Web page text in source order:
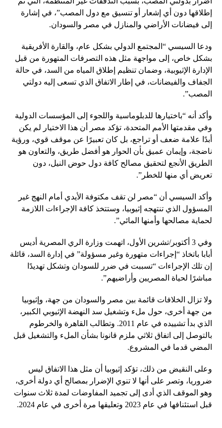
إطلاقها دون أي إشعار أو تنسيق مع دول المصب”، في إشارة
إلى فيضانات الأراضي والمنازل في مصر والسودان.
ودعا السيسي “المجتمع الدولي بشكل عام، والقارة الأفريقية
بشكل خاص، إلى مواجهة مثل هذه التصرفات المتهورة من قبل
الإدارة الإثيوبية، وضمان تنظيم إطلاق المياه من السد، في حالة
الجفاف والفيضانات، في إطار الاتفاق الذي تسعى إليه دولتي
المصب”.
وأكد أنه “باختيارها للدبلوماسية واللجوء إلى المؤسسات الدولية
وفي مقدمتها الأمم المتحدة، تؤكد مصر أن هذا الاختيار لم يكن
أبدًا علامة ضعف أو تراجع، بل كان تعبيرًا عن موقف قوي، ورؤية
ناضجة، وإيمان عميق بأن الحوار هو أفضل طريق، والتعاون هو
الطريق الأنجع لتحقيق مصالح كافة دول حوض النيل، دون
تعريض أي منها للخطر”.
وأكد السيسي أن “مصر لن تقف مكتوفة الأيدي أمام النهج غير
المسؤول الذي تنتهجه إثيوبيا، وستتخذ كافة الإجراءات اللازمة
لحماية مصالحها وأمنها المائي”.
وفي 3 أكتوبر/تشرين الأول، اتهمت وزارة الري المصرية أديس
أبابا باتخاذ “إجراءات متهورة وغير مسؤولة” في إدارة السد، قائلة
إن تلك الإجراءات “تسببت في ضرر للسودان وتشكل تهديدًا
مباشرًا لحياة المصريين وأراضيهم”.
ولا تزال الخلافات قائمة بين مصر والسودان من جهة، وإثيوبيا
من جهة أخرى، حول ملء وتشغيل سد النهضة الإثيوبي الكبير،
الذي بدأ تشييده في عام 2011. وتطالب القاهرة والخرطوم
بالتوصل إلى اتفاق ثلاثي ملزم قانونا بشأن الملء والتشغيل قبل
المضي قدما في المشروع.
وعلى النقيض من ذلك، تؤكد إثيوبيا أن مثل هذا الاتفاق ليس
ضروريا، وتصر على أنها لا تنوي الإضرار بمصالح أي دولة أخرى،
وهو الموقف الذي أدى إلى تجميد المفاوضات لمدة ثلاث سنوات
قبل استئنافها في عام 2023 وتعليقها مرة أخرى في عام 2024.